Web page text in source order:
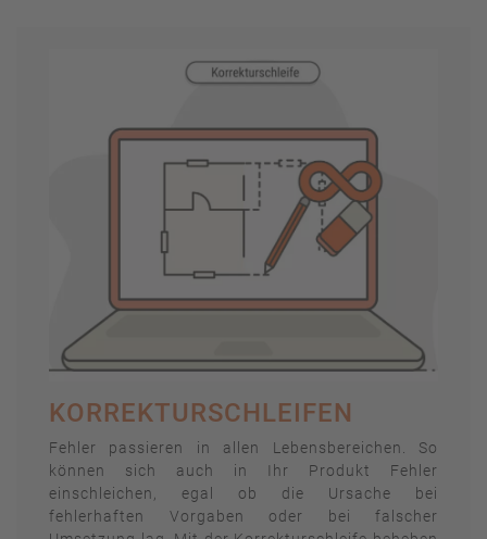
KORREKTURSCHLEIFEN
Fehler passieren in allen Lebensbereichen. So
können sich auch in Ihr Produkt Fehler
einschleichen, egal ob die Ursache bei
fehlerhaften Vorgaben oder bei falscher